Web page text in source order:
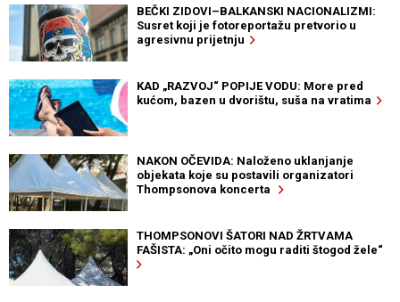
BEČKI ZIDOVI–BALKANSKI NACIONALIZMI:
Susret koji je fotoreportažu pretvorio u
agresivnu prijetnju
KAD „RAZVOJ“ POPIJE VODU: More pred
kućom, bazen u dvorištu, suša na vratima
NAKON OČEVIDA: Naloženo uklanjanje
objekata koje su postavili organizatori
Thompsonova koncerta
THOMPSONOVI ŠATORI NAD ŽRTVAMA
FAŠISTA: „Oni očito mogu raditi štogod žele“